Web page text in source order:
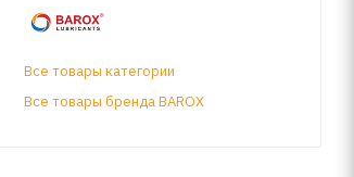
Все товары категории
Все товары бренда BAROX